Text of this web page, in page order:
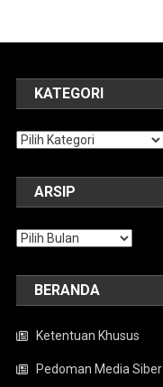
KATEGORI
Kategori
ARSIP
Arsip
BERANDA
Ketentuan Khusus
Pedoman Media Siber